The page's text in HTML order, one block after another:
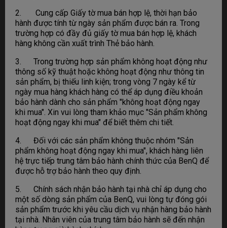
2. Cung cấp Giấy tờ mua bán hợp lệ, thời hạn bảo
hành được tính từ ngày sản phẩm được bán ra. Trong
trường hợp có đầy đủ giấy tờ mua bán hợp lệ, khách
hàng không cần xuất trình Thẻ bảo hành.
3. Trong trường hợp sản phẩm không hoạt động như
thông số kỹ thuật hoặc không hoạt động như thông tin
sản phẩm, bị thiếu linh kiện; trong vòng 7 ngày kể từ
ngày mua hàng khách hàng có thể áp dụng điều khoản
bảo hành dành cho sản phẩm "không hoạt động ngay
khi mua". Xin vui lòng tham khảo mục "Sản phẩm không
hoạt động ngay khi mua" để biết thêm chi tiết.
4. Đối với các sản phẩm không thuộc nhóm "Sản
phẩm không hoạt động ngay khi mua", khách hàng liên
hệ trực tiếp trung tâm bảo hành chính thức của BenQ để
được hỗ trợ bảo hành theo quy định.
5. Chính sách nhận bảo hành tại nhà chỉ áp dụng cho
một số dòng sản phẩm của BenQ, vui lòng tự đóng gói
sản phẩm trước khi yêu cầu dịch vụ nhận hàng bảo hành
tại nhà. Nhân viên của trung tâm bảo hành sẽ đến nhận